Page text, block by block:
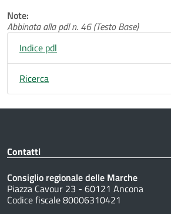
Note:
Abbinata alla pdl n. 46 (Testo Base)
Indice pdl
Ricerca
Contatti
Consiglio regionale delle Marche
Piazza Cavour 23 - 60121 Ancona
Codice fiscale 80006310421